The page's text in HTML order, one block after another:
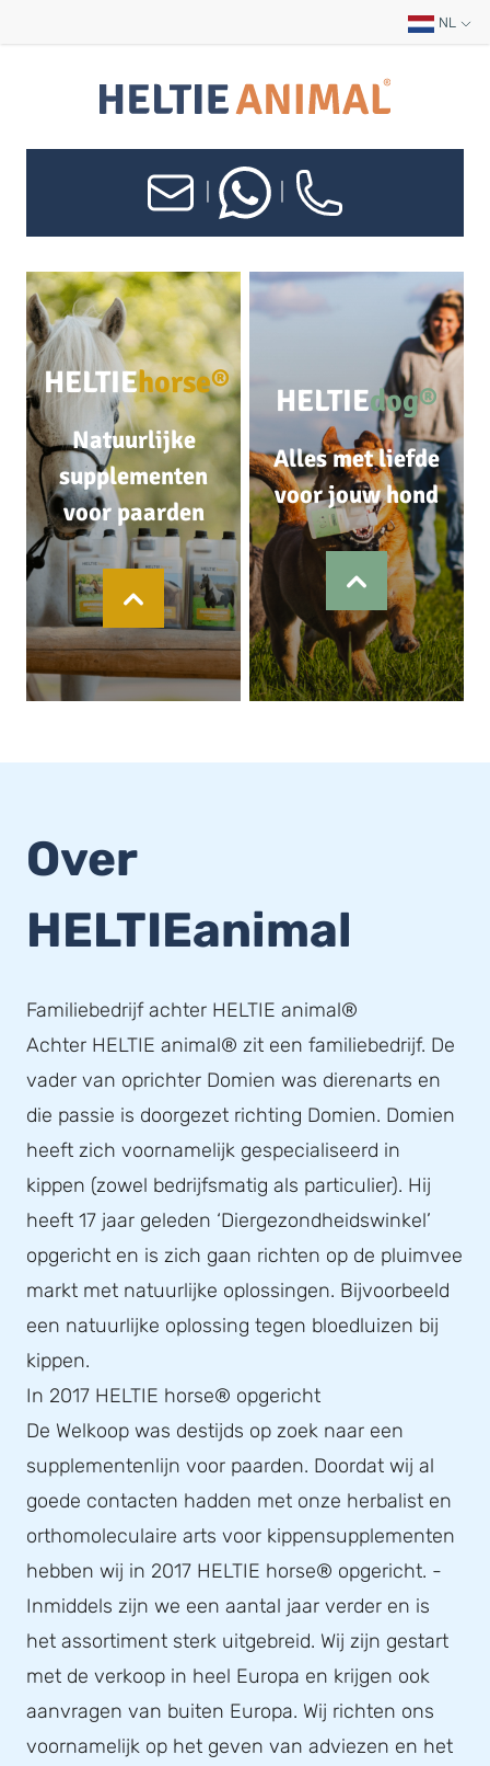
NL
HELTIEhorse®
Natuurlijke
supplementen
voor paarden
HELTIEdog®
Alles met liefde
voor jouw hond
Over
HELTIEanimal
Familiebedrijf achter HELTIE animal®
Achter HELTIE animal® zit een familiebedrijf. De
vader van oprichter Domien was dierenarts en
die passie is doorgezet richting Domien. Domien
heeft zich voornamelijk gespecialiseerd in
kippen (zowel bedrijfsmatig als particulier). Hij
heeft 17 jaar geleden ‘Diergezondheidswinkel’
opgericht en is zich gaan richten op de pluimvee
markt met natuurlijke oplossingen. Bijvoorbeeld
een natuurlijke oplossing tegen bloedluizen bij
kippen.
In 2017 HELTIE horse® opgericht
De Welkoop was destijds op zoek naar een
supplementenlijn voor paarden. Doordat wij al
goede contacten hadden met onze herbalist en
orthomoleculaire arts voor kippensupplementen
hebben wij in 2017 HELTIE horse® opgericht. -
Inmiddels zijn we een aantal jaar verder en is
het assortiment sterk uitgebreid. Wij zijn gestart
met de verkoop in heel Europa en krijgen ook
aanvragen van buiten Europa. Wij richten ons
voornamelijk op het geven van adviezen en het